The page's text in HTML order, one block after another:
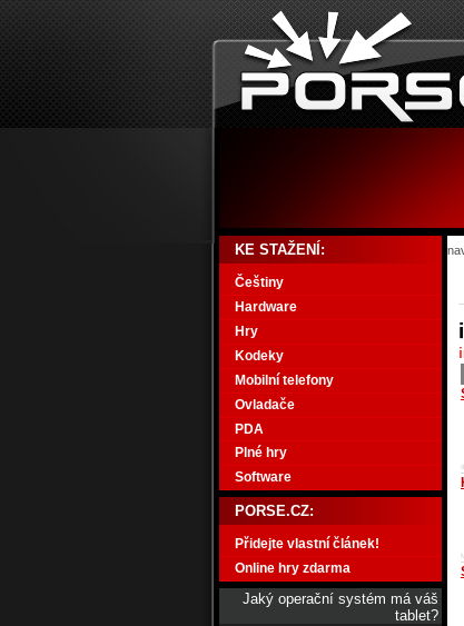
KE STAŽENÍ:
Češtiny
Hardware
Hry
Kodeky
Mobilní telefony
Ovladače
PDA
Plné hry
Software
PORSE.CZ:
Přidejte vlastní článek!
Online hry zdarma
Jaký operační systém má váš
tablet?